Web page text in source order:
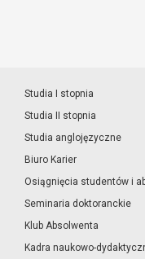
Studia I stopnia
Studia II stopnia
Studia anglojęzyczne
Biuro Karier
Osiągnięcia studentów i
Seminaria doktoranckie
Klub Absolwenta
Kadra naukowo-